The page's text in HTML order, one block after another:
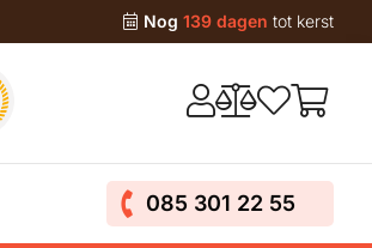
Nog 139 dagen tot kerst
085 301 22 55